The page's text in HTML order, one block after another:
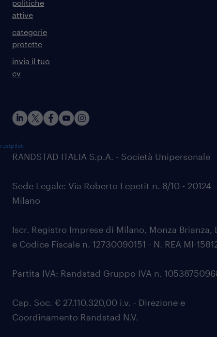
politiche
attive
categorie
protette
invia il tuo
cv
RANDSTAD ITALIA S.p.A. - Società Unipersonale
Sede Legale: Via Roberto Lepetit n. 8/10 - 20124
Milano
Iscr. Registro Imprese di Milano, Monza Brianza,
e Codice Fiscale n. 12730090151 - N. REA MI-
Partita IVA: Randstad Gruppo IVA n.
Cap. Soc. € 27.110.320,00 i.v. - Direzione e
Coordinamento Randstad N.V.